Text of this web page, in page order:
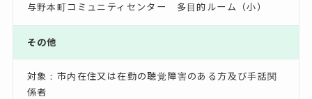
与野本町コミュニティセンター 多目的ルーム（小）
その他
対象：市内在住又は在勤の聴覚障害のある方及び手話関
係者